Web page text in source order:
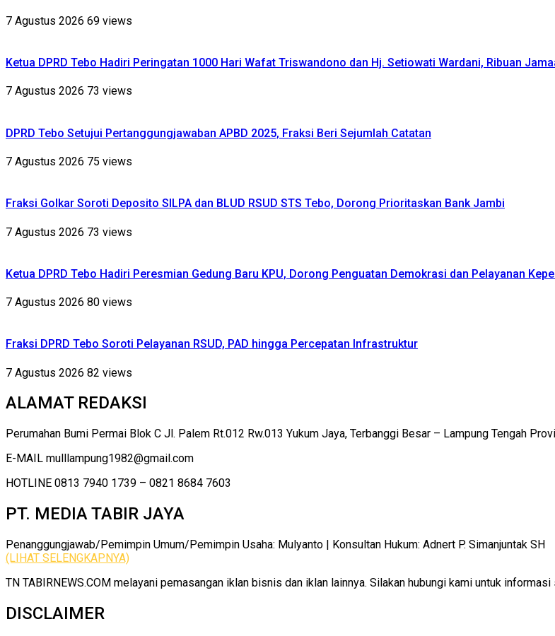
7 Agustus 2026 69 views
Ketua DPRD Tebo Hadiri Peringatan 1000 Hari Wafat Triswandono dan Hj. Setiowati Wardani, Ribuan
7 Agustus 2026 73 views
DPRD Tebo Setujui Pertanggungjawaban APBD 2025, Fraksi Beri Sejumlah Catatan
7 Agustus 2026 75 views
Fraksi Golkar Soroti Deposito SILPA dan BLUD RSUD STS Tebo, Dorong Prioritaskan Bank Jambi
7 Agustus 2026 73 views
Ketua DPRD Tebo Hadiri Peresmian Gedung Baru KPU, Dorong Penguatan Demokrasi dan Pelayanan
7 Agustus 2026 80 views
Fraksi DPRD Tebo Soroti Pelayanan RSUD, PAD hingga Percepatan Infrastruktur
7 Agustus 2026 82 views
ALAMAT REDAKSI
Perumahan Bumi Permai Blok C Jl. Palem Rt.012 Rw.013 Yukum Jaya, Terbanggi Besar – Lampung Tengah
E-MAIL mulllampung1982@gmail.com
HOTLINE 0813 7940 1739 – 0821 8684 7603
PT. MEDIA TABIR JAYA
Penanggungjawab/Pemimpin Umum/Pemimpin Usaha: Mulyanto | Konsultan Hukum: Adnert P. Simanjuntak SH
(LIHAT SELENGKAPNYA)
TN TABIRNEWS.COM melayani pemasangan iklan bisnis dan iklan lainnya. Silakan hubungi kami untuk informasi
DISCLAIMER